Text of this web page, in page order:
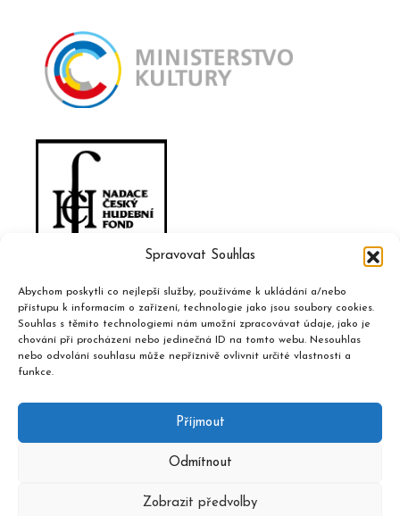
Spravovat Souhlas
Abychom poskytli co nejlepší služby, používáme k ukládání a/nebo
přístupu k informacím o zařízení, technologie jako jsou soubory cookies.
Souhlas s těmito technologiemi nám umožní zpracovávat údaje, jako je
chování při procházení nebo jedinečná ID na tomto webu. Nesouhlas
nebo odvolání souhlasu může nepříznivě ovlivnit určité vlastnosti a
funkce.
Příjmout
Odmítnout
Zobrazit předvolby